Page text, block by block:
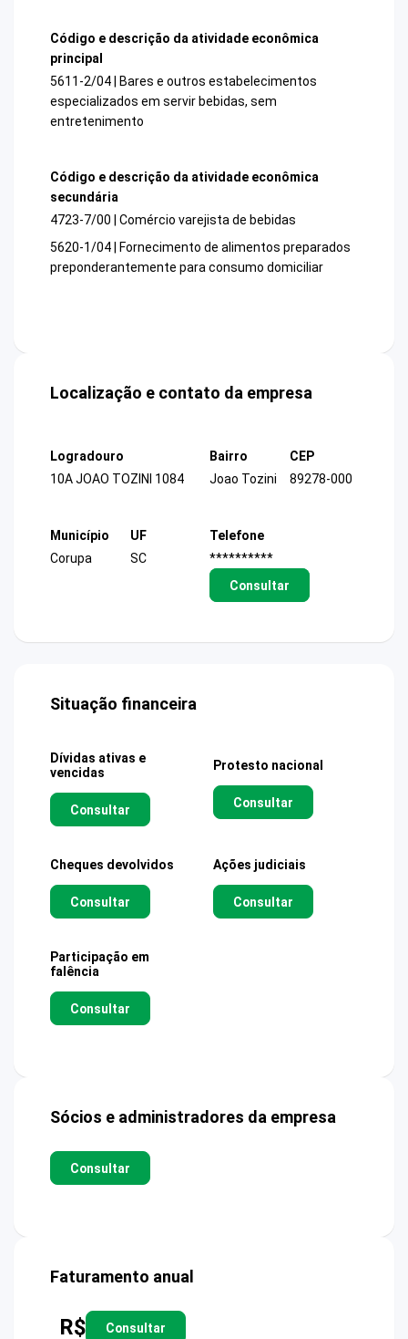
Código e descrição da atividade econômica
principal
5611-2/04 | Bares e outros estabelecimentos
especializados em servir bebidas, sem
entretenimento
Código e descrição da atividade econômica
secundária
4723-7/00 | Comércio varejista de bebidas
5620-1/04 | Fornecimento de alimentos preparados
preponderantemente para consumo domiciliar
Localização e contato da empresa
Logradouro
10A JOAO TOZINI 1084
Bairro
Joao Tozini
CEP
89278-000
Município
Corupa
UF
SC
Telefone
**********
Consultar
Situação financeira
Dívidas ativas e
vencidas
Consultar
Protesto nacional
Consultar
Cheques devolvidos
Consultar
Ações judiciais
Consultar
Participação em
falência
Consultar
Sócios e administradores da empresa
Consultar
Faturamento anual
R$ Consultar